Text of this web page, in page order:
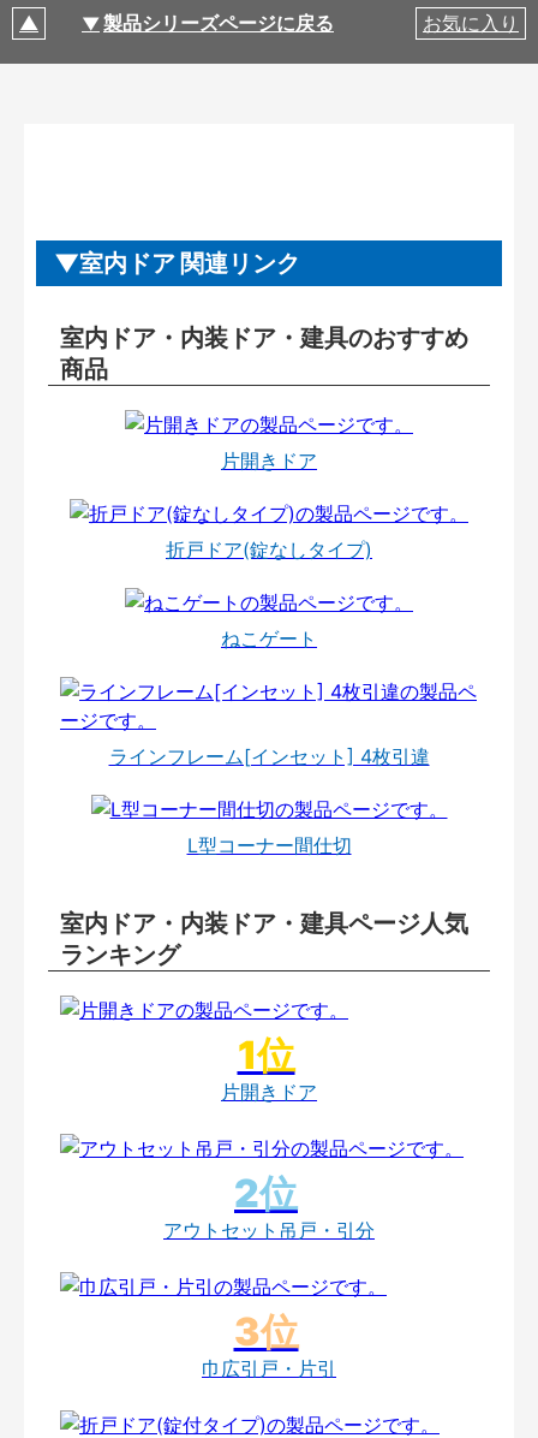
製品シリーズページに戻る お気に入り
室内ドア 関連リンク
室内ドア・内装ドア・建具のおすすめ
商品
片開きドア
折戸ドア(錠なしタイプ)
ねこゲート
ラインフレーム[インセット] 4枚引違
L型コーナー間仕切
室内ドア・内装ドア・建具ページ人気
ランキング
片開きドア
アウトセット吊戸・引分
巾広引戸・片引